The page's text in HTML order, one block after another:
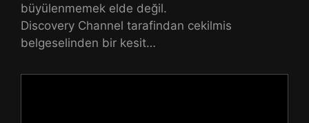
büyülenmemek elde değil.
Discovery Channel tarafindan cekilmis
belgeselinden bir kesit…